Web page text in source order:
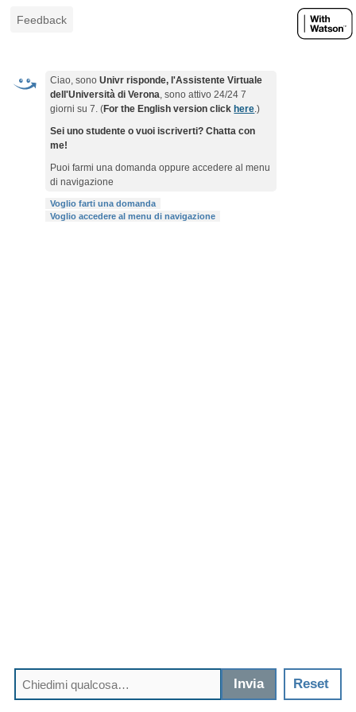
Feedback
Ciao, sonoUnivr risponde, l'Assistente Virtuale
dell'Università di Verona, sono attivo 24/24 7
giorni su 7. (For the English version click here.)
Sei uno studente o vuoi iscriverti? Chatta con
me!
Puoi farmi una domanda oppure accedere al menu
di navigazione
Voglio farti una domanda
Voglio accedere al menu di navigazione
Invia Reset